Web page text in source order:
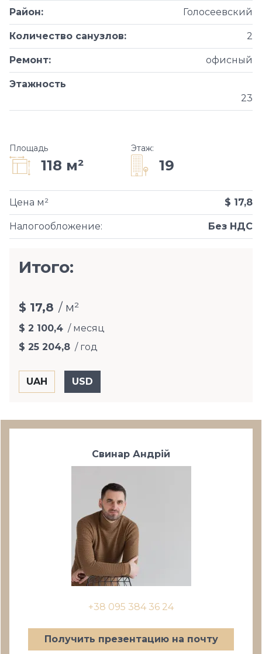
Район: Голосеевский
Количество санузлов: 2
Ремонт: офисный
Этажность
23
Площадь
118 м²
Этаж:
19
Налогообложение: Без НДС
Цена м² $ 17,8
Итого:
$ 17,8 / м²
$ 2 100,4 / месяц
$ 25 204,8 / год
Свинар Андрій
+38 095 384 36 24
Получить презентацию на почту